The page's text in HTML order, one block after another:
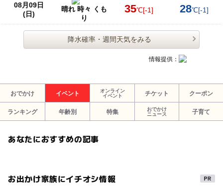
08月09日
(日)
晴れ 時々 くも
り
35℃[-1] 28℃[-1]
降水確率・週間天気をみる
情報提供：
おでかけ イベント
オンライン
イベント
チケット クーポン
ランキング 年齢別 特集
おでかけ
ニュース
子育て
あなたにおすすめの記事
お出かけ家族にイチオシ情報